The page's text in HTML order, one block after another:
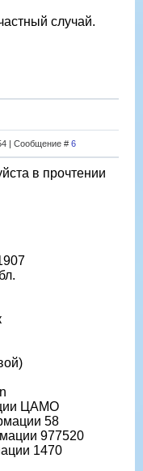
случай.
| Сообщение # 6
в прочтении
ЦАМО
58
977520
1470